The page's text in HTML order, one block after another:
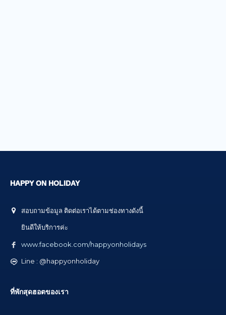
HAPPY ON HOLIDAY
สอบถามข้อมูล ติดต่อเราได้ตามช่องทางดังนี้
ยินดีให้บริการค่ะ
www.facebook.com/happyonholidays
Line : @happyonholiday
ที่พักสุดฮอตของเรา